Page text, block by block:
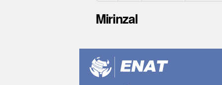
Mirinzal
documento